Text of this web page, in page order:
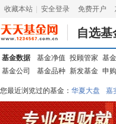
收藏本站 安全登录 免费开户
自选基
基金数据 基金净值 投顾管家 基
基金公司
基金品种 新发基金 申
您最近浏览过的基金： 华夏大盘 嘉
信诚蓝筹 华夏优势 汇丰龙腾 华